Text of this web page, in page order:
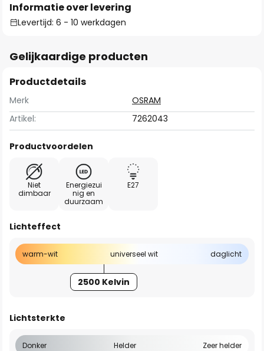
Informatie over levering
Levertijd: 6 - 10 werkdagen
Gelijkaardige producten
Productdetails
Merk
OSRAM
Artikel:
7262043
Productvoordelen
Niet
dimbaar
Energiezui
nig en
duurzaam
E27
Lichteffect
warm-wit universeel wit daglicht
2500 Kelvin
Lichtsterkte
Donker Helder Zeer helder